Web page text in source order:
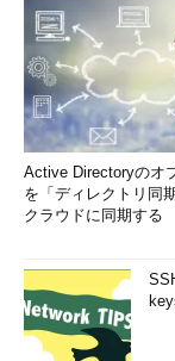
Active Directoryのオ
を「ディレクトリ同
クラウドに同期する